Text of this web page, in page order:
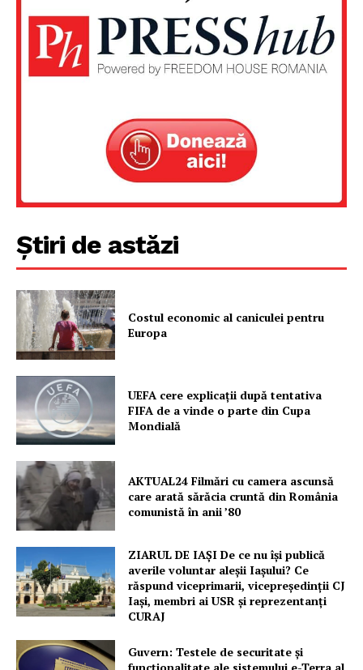
Știri de astăzi
Costul economic al caniculei pentru
Europa
UEFA cere explicații după tentativa
FIFA de a vinde o parte din Cupa
Mondială
AKTUAL24 Filmări cu camera ascunsă
care arată sărăcia cruntă din România
comunistă în anii ’80
ZIARUL DE IAȘI De ce nu își publică
averile voluntar aleșii Iașului? Ce
răspund viceprimarii, vicepreședinții CJ
Iași, membri ai USR și reprezentanți
CURAJ
Guvern: Testele de securitate și
funcționalitate ale sistemului e-Terra al